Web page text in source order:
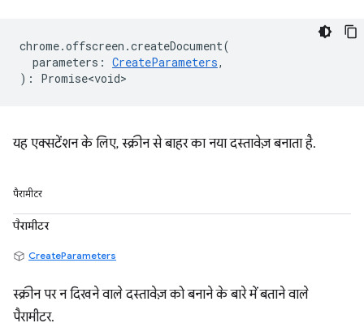
chrome.offscreen .createDocument(
parameters : CreateParameters,
) : Promise<void>
यह एक्सटेंशन के लिए, स्क्रीन से बाहर का नया दस्तावेज़ बनाता है.
पैरामीटर
पैरामीटर
CreateParameters
स्क्रीन पर न दिखने वाले दस्तावेज़ को बनाने के बारे में बताने वाले
पैरामीटर.